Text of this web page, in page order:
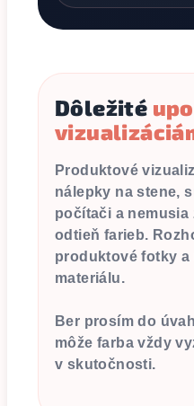
Dôležité
Produktové
nálepky na stene,
počítači a
odtieň farieb.
produktové fotky a
materiálu.
Ber prosím do
môže farba vždy
v skutočnosti.